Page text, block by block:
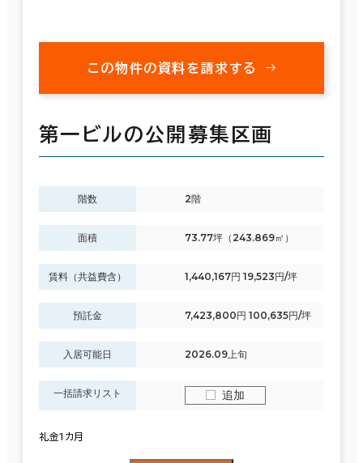
この物件の資料を請求する
第一ビルの公開募集区画
階数 2階
面積 73.77坪（243.869㎡）
賃料（共益費含） 1,440,167円 19,523円/坪
預託金 7,423,800円 100,635円/坪
入居可能日 2026.09上旬
一括請求リスト 追加
礼金1カ月